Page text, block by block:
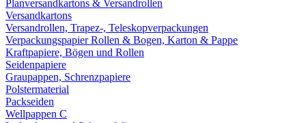
Planversandkartons & Versandrollen
Versandkartons
Versandrollen, Trapez-, Teleskopverpackungen
Verpackungspapier Rollen & Bogen, Karton & Pappe
Kraftpapiere, Bögen und Rollen
Seidenpapiere
Graupappen, Schrenzpapiere
Polstermaterial
Packseiden
Wellpappen C